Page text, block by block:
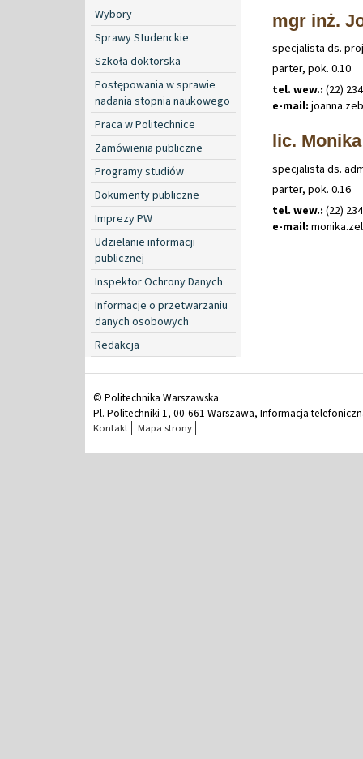
Wybory
Sprawy Studenckie
Szkoła doktorska
Postępowania w sprawie
nadania stopnia naukowego
Praca w Politechnice
Zamówienia publiczne
Programy studiów
Dokumenty publiczne
Imprezy PW
Udzielanie informacji
publicznej
Inspektor Ochrony Danych
Informacje o przetwarzaniu
danych osobowych
Redakcja
mgr inż.
specjalista ds.
parter, pok. 0.10
tel. wew.: (22)
e-mail: joanna.
lic.
specjalista ds.
parter, pok. 0.16
tel. wew.: (22)
e-mail: monika.
© Politechnika Warszawska
Pl. Politechniki 1, 00-661 Warszawa, Informacja
Kontakt Mapa strony